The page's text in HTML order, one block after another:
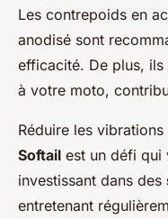
Les contrepoids en
anodisé sont
efficacité. De plus, ils
à votre moto,
Réduire les vibrations
Softail est un défi qui
investissant dans des
entretenant